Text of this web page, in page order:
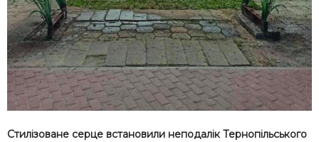
Стилізоване серце встановили неподалік Тернопільського